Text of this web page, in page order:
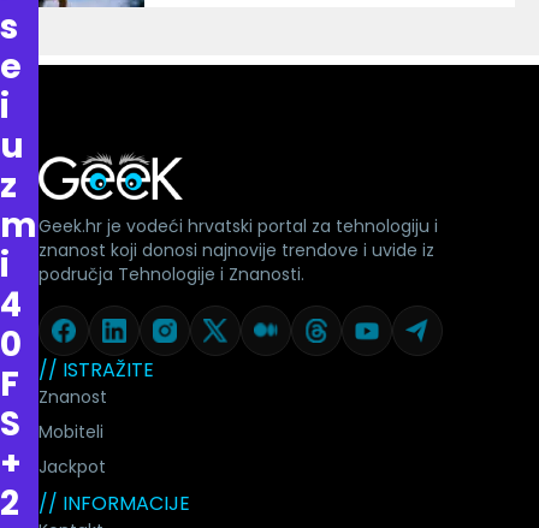
s
e
i
u
z
m
i
4
0
F
S
+
2
// ISTRAŽITE
Znanost
Mobiteli
Jackpot
// INFORMACIJE
Geek.hr je vodeći hrvatski portal za tehnologiju i
znanost koji donosi najnovije trendove i uvide iz
područja Tehnologije i Znanosti.